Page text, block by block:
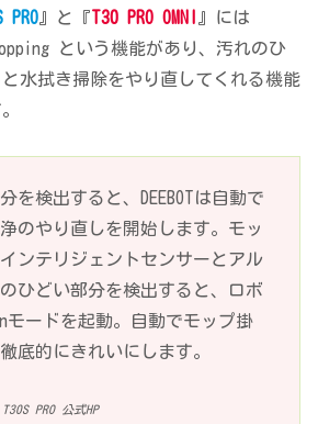
PRO 』と『T30 PRO OMNI
』には
という機能があり、汚れのひ
水拭き掃除をやり直してくれる機能
を検出すると、DEEBOTは自動で
のやり直しを開始します。モッ
ンテリジェントセンサーとアル
ひどい部分を検出すると、ロボ
モードを起動。自動でモップ掛
底的にきれいにします。
PRO 公式HP